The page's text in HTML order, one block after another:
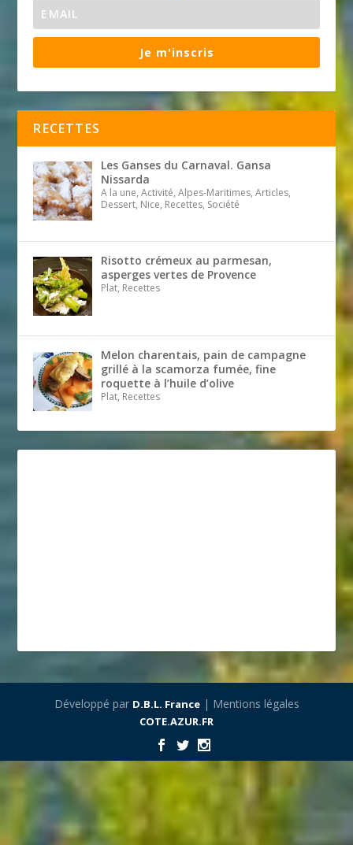
Je m'inscris
RECETTES
Les Ganses du Carnaval. Gansa
Nissarda
A la une, Activité, Alpes-Maritimes, Articles,
Dessert, Nice, Recettes, Société
Risotto crémeux au parmesan,
asperges vertes de Provence
Plat, Recettes
Melon charentais, pain de campagne
grillé à la scamorza fumée, fine
roquette à l’huile d’olive
Plat, Recettes
Développé par D.B.L. France| Mentions légales
COTE.AZUR.FR